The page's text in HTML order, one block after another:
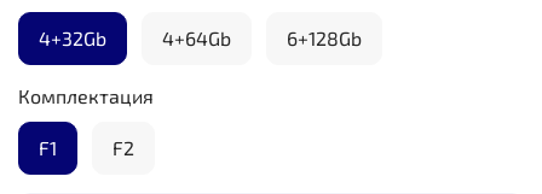
4+32Gb 4+64Gb 6+128Gb
Комплектация
F1 F2